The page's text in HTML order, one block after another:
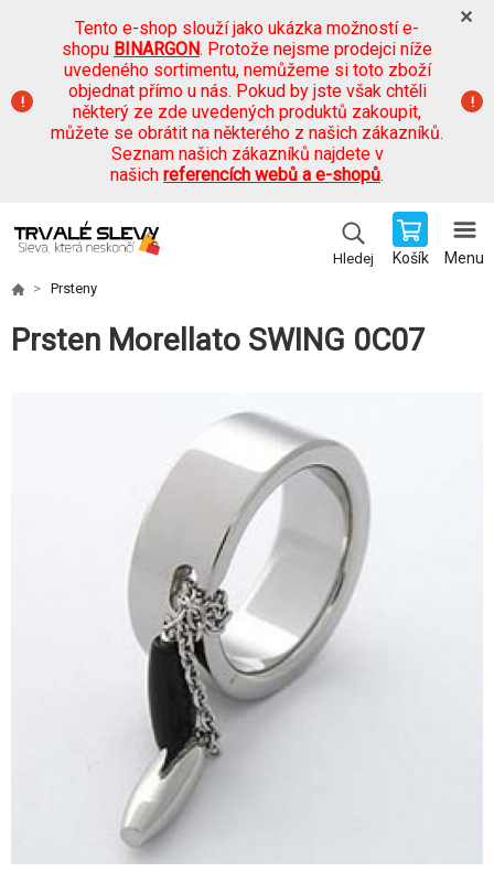
Tento e-shop slouží jako ukázka možností e-
shopu BINARGON. Protože nejsme prodejci níže
uvedeného sortimentu, nemůžeme si toto zboží
objednat přímo u nás. Pokud by jste však chtěli
některý ze zde uvedených produktů zakoupit,
můžete se obrátit na některého z našich zákazníků.
Seznam našich zákazníků najdete v
našich referencích webů a e-shopů.
Hledej Košík Menu
Prsteny
Prsten Morellato SWING 0C07